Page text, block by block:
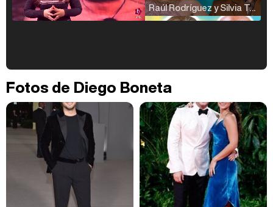
Raúl Rodríguez y Silvia Taulés nos cuentan su papel en 'La familia de la tele'
Carlota Corredera y Javier de Hoyos: "La tele tiene que representar al público también y aquí están todos los perfiles posibles&quo;
Fotos de Diego Boneta